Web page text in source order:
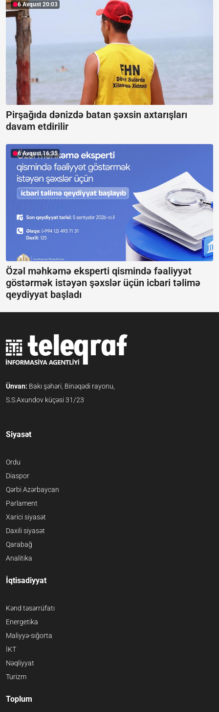
6 Avqust 20:03
Pirşağıda dənizdə batan şəxsin axtarışları
davam etdirilir
6 Avqust 16:35
Özəl məhkəmə eksperti qismində fəaliyyət
göstərmək istəyən şəxslər üçün icbari təlimə
qeydiyyat başladı
Ünvan: Bakı şəhəri, Binəqədi rayonu,
S.S.Axundov küçəsi 31/23
Siyasət
Ordu
Diaspor
Qərbi Azərbaycan
Parlament
Xarici siyasət
Daxili siyasət
Qarabağ
Analitika
İqtisadiyyat
Kənd təsərrüfatı
Energetika
Maliyyə-sığorta
İKT
Nəqliyyat
Turizm
Toplum